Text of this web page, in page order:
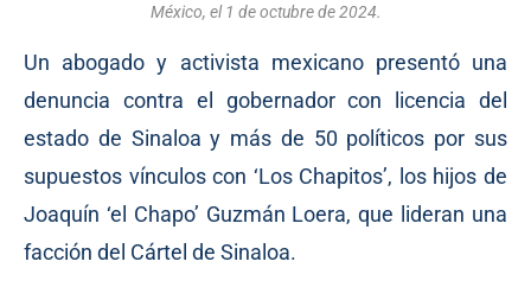
México, el 1 de octubre de 2024.
Un abogado y activista mexicano presentó una
denuncia contra el gobernador con licencia del
estado de Sinaloa y más de 50 políticos por sus
supuestos vínculos con ‘Los Chapitos’, los hijos de
Joaquín ‘el Chapo’ Guzmán Loera, que lideran una
facción del Cártel de Sinaloa.